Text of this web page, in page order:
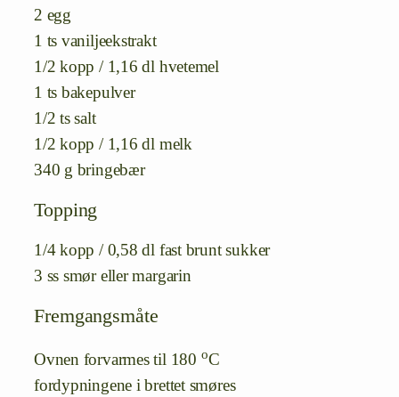
2 egg
1 ts vaniljeekstrakt
1/2 kopp / 1,16 dl hvetemel
1 ts bakepulver
1/2 ts salt
1/2 kopp / 1,16 dl melk
340 g bringebær
Topping
1/4 kopp / 0,58 dl fast brunt sukker
3 ss smør eller margarin
Fremgangsmåte
Ovnen forvarmes til 180 oC
fordypningene i brettet smøres